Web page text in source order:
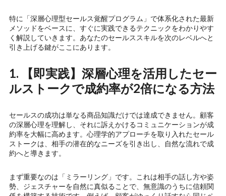
特に「深層心理型セールス覚醒プログラム」で体系化された最新
メソッドをベースに、すぐに実践できるテクニックをわかりやす
く解説していきます。あなたのセールススキルを次のレベルへと
引き上げる鍵がここにあります。
1. 【即実践】深層心理を活用したセー
ルストークで成約率が2倍になる方法
セールスの成功は単なる商品知識だけでは達成できません。顧客
の深層心理を理解し、それに訴えかけるコミュニケーションが成
約率を大幅に高めます。心理学的アプローチを取り入れたセール
ストークは、相手の潜在的なニーズを引き出し、自然な流れで成
約へと導きます。
まず重要なのは「ミラーリング」です。これは相手の話し方や姿
勢、ジェスチャーを自然に真似ることで、無意識のうちに信頼関